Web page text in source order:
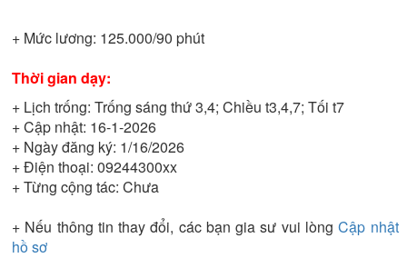
+ Mức lương: 125.000/90 phút
Thời gian dạy:
+ Lịch trống: Trống sáng thứ 3,4; Chiều t3,4,7; Tối t7
+ Cập nhật: 16-1-2026
+ Ngày đăng ký: 1/16/2026
+ Điện thoại: 09244300xx
+ Từng cộng tác: Chưa
+ Nếu thông tin thay đổi, các bạn gia sư vui lòngCập nhật
hồ sơ